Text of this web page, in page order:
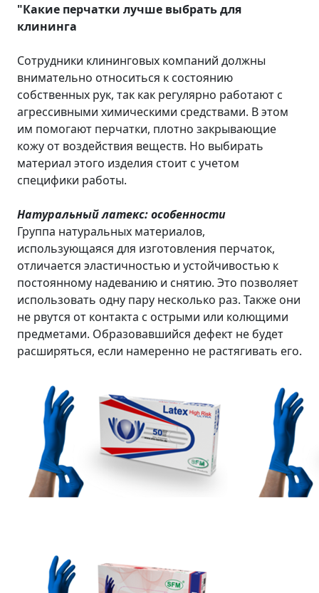
"Какие перчатки лучше выбрать для
клининга
Сотрудники клининговых компаний должны
внимательно относиться к состоянию
собственных рук, так как регулярно работают с
агрессивными химическими средствами. В этом
им помогают перчатки, плотно закрывающие
кожу от воздействия веществ. Но выбирать
материал этого изделия стоит с учетом
специфики работы.
Натуральный латекс: особенности
Группа натуральных материалов,
использующаяся для изготовления перчаток,
отличается эластичностью и устойчивостью к
постоянному надеванию и снятию. Это позволяет
использовать одну пару несколько раз. Также они
не рвутся от контакта с острыми или колющими
предметами. Образовавшийся дефект не будет
расширяться, если намеренно не растягивать его.